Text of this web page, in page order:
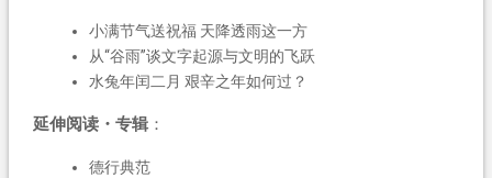
小满节气送祝福 天降透雨这一方
从“谷雨”谈文字起源与文明的飞跃
水兔年闰二月 艰辛之年如何过？
延伸阅读・专辑：
德行典范